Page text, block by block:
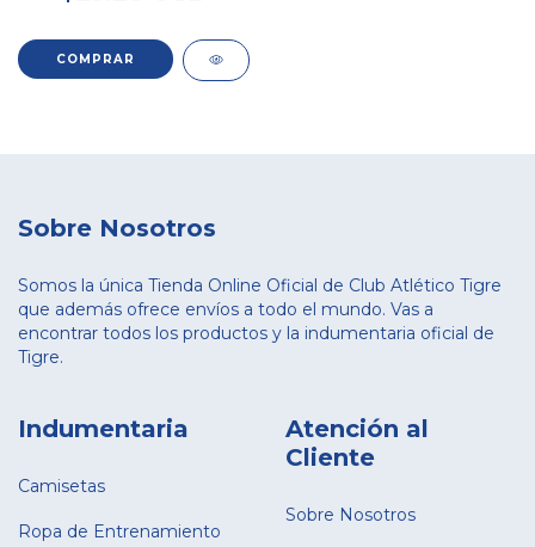
Sobre Nosotros
Somos la única Tienda Online Oficial de Club Atlético Tigre
que además ofrece envíos a todo el mundo. Vas a
encontrar todos los productos y la indumentaria oficial de
Tigre.
Indumentaria
Camisetas
Ropa de Entrenamiento
Atención al
Cliente
Sobre Nosotros